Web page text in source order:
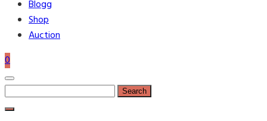
Blogg
Shop
Auction
0
Search
for: